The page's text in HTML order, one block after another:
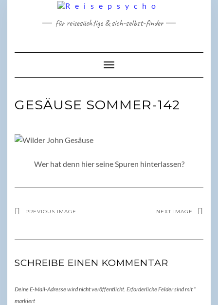
für reisesüchtige & sich-selbst-finder
Toggle Navigation
GESÄUSE SOMMER-142
Wer hat denn hier seine Spuren hinterlassen?
PREVIOUS IMAGE NEXT IMAGE
SCHREIBE EINEN KOMMENTAR
Deine E-Mail-Adresse wird nicht veröffentlicht. Erforderliche Felder sind mit *
markiert